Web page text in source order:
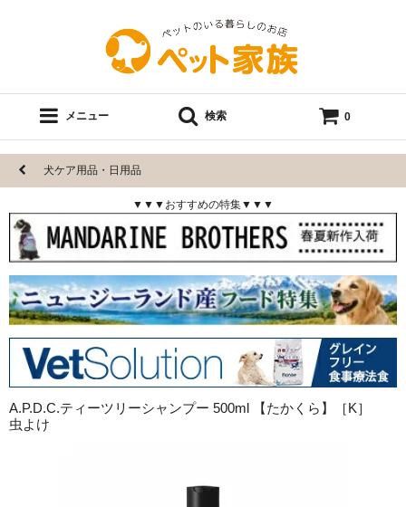
メニュー 検索 0
犬ケア用品・日用品
▼▼▼おすすめの特集▼▼▼
A.P.D.C.ティーツリーシャンプー 500ml 【たかくら】［K］
虫よけ